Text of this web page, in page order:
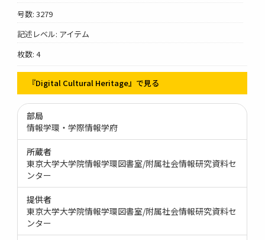
号数: 3279
記述レベル: アイテム
枚数: 4
『Digital Cultural Heritage』で見る
部局
情報学環・学際情報学府
所蔵者
東京大学大学院情報学環図書室/附属社会情報研究資料セ
ンター
提供者
東京大学大学院情報学環図書室/附属社会情報研究資料セ
ンター